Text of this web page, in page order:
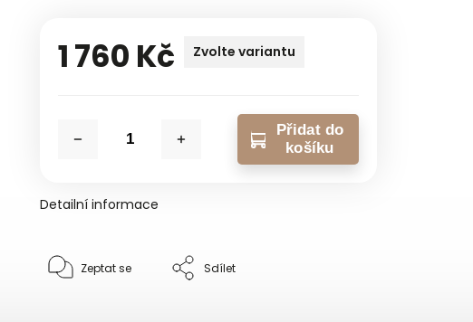
1 760 Kč Zvolte variantu
Přidat do
košíku
Detailní informace
Zeptat se Sdílet